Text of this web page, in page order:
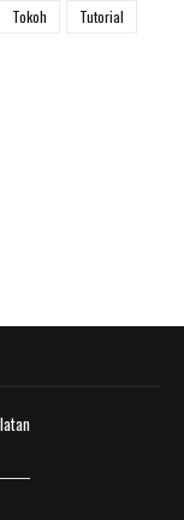
Tokoh
Tutorial